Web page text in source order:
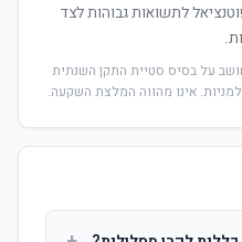
לתשואות גבוהות לצד
על בסיס סטיית התקן השנתית
אינו מהווה המלצת השקעה.